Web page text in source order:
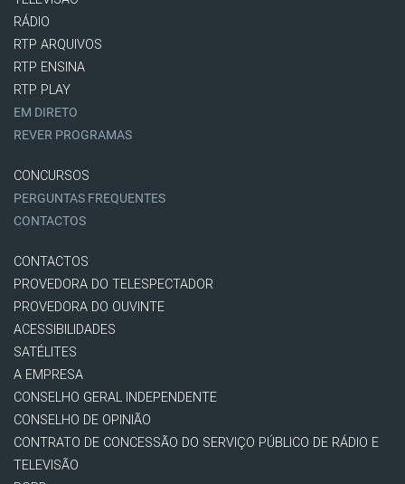
RÁDIO
RTP ARQUIVOS
RTP ENSINA
RTP PLAY
EM DIRETO
REVER PROGRAMAS
CONCURSOS
PERGUNTAS FREQUENTES
CONTACTOS
CONTACTOS
PROVEDORA DO TELESPECTADOR
PROVEDORA DO OUVINTE
ACESSIBILIDADES
SATÉLITES
A EMPRESA
CONSELHO GERAL INDEPENDENTE
CONSELHO DE OPINIÃO
CONTRATO DE CONCESSÃO DO SERVIÇO PÚBLICO DE RÁDIO E
TELEVISÃO